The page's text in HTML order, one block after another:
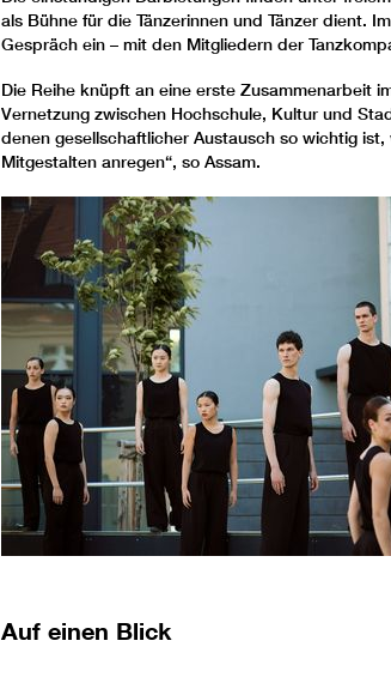
als Bühne für die Tänzerinnen und Tänzer dient.
Gespräch ein – mit den Mitgliedern der
Die Reihe knüpft an eine erste Zusammenarbeit
Vernetzung zwischen Hochschule, Kultur und
denen gesellschaftlicher Austausch so wichtig
Mitgestalten anregen“, so Assam.
Auf einen Blick